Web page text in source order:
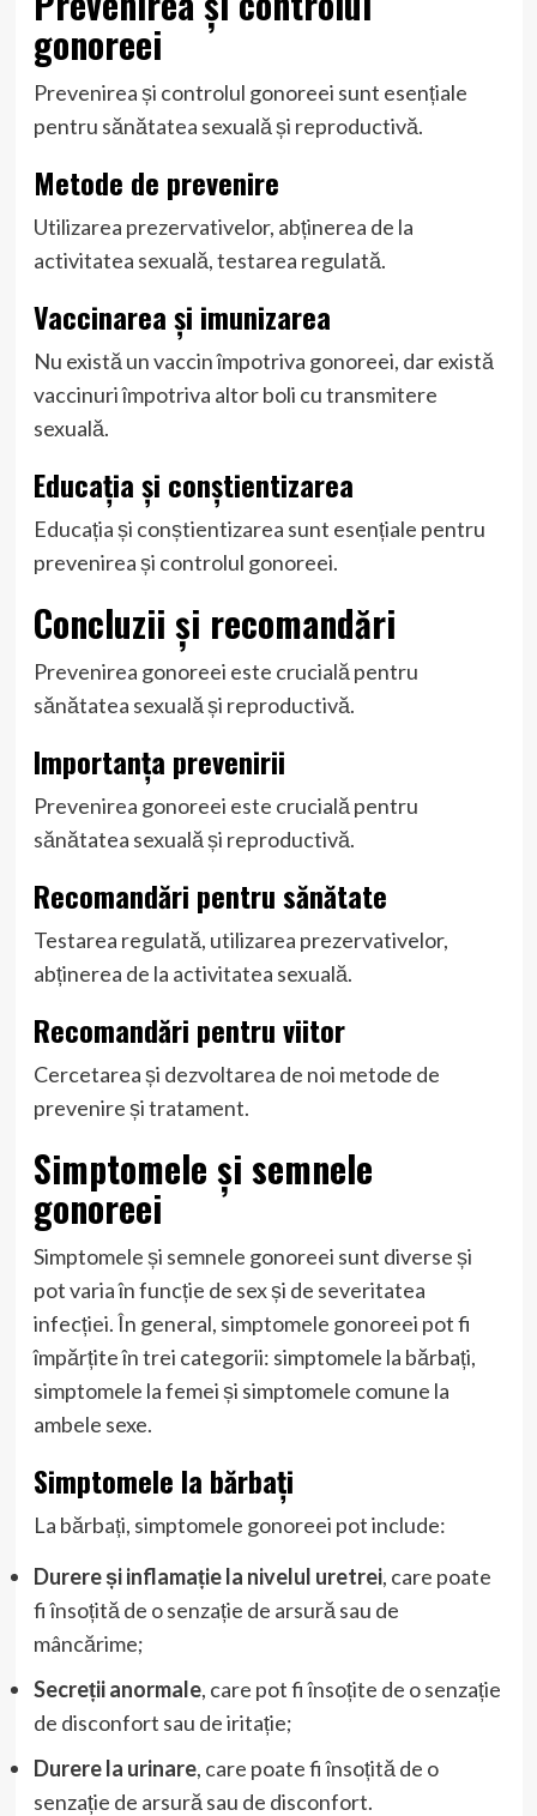
gonoreei
Prevenirea și controlul gonoreei sunt esențiale
pentru sănătatea sexuală și reproductivă.
Metode de prevenire
Utilizarea prezervativelor, abținerea de la
activitatea sexuală, testarea regulată.
Vaccinarea și imunizarea
Nu există un vaccin împotriva gonoreei, dar există
vaccinuri împotriva altor boli cu transmitere
sexuală.
Educația și conștientizarea
Educația și conștientizarea sunt esențiale pentru
prevenirea și controlul gonoreei.
Concluzii și recomandări
Prevenirea gonoreei este crucială pentru
sănătatea sexuală și reproductivă.
Importanța prevenirii
Prevenirea gonoreei este crucială pentru
sănătatea sexuală și reproductivă.
Recomandări pentru sănătate
Testarea regulată, utilizarea prezervativelor,
abținerea de la activitatea sexuală.
Recomandări pentru viitor
Cercetarea și dezvoltarea de noi metode de
prevenire și tratament.
Simptomele și semnele
gonoreei
Simptomele și semnele gonoreei sunt diverse și
pot varia în funcție de sex și de severitatea
infecției. În general, simptomele gonoreei pot fi
împărțite în trei categorii: simptomele la bărbați,
simptomele la femei și simptomele comune la
ambele sexe.
Simptomele la bărbați
La bărbați, simptomele gonoreei pot include:
Durere și inflamație la nivelul uretrei, care poate
fi însoțită de o senzație de arsură sau de
mâncărime;
Secreții anormale, care pot fi însoțite de o senzație
de disconfort sau de iritație;
Durere la urinare, care poate fi însoțită de o
senzație de arsură sau de disconfort.